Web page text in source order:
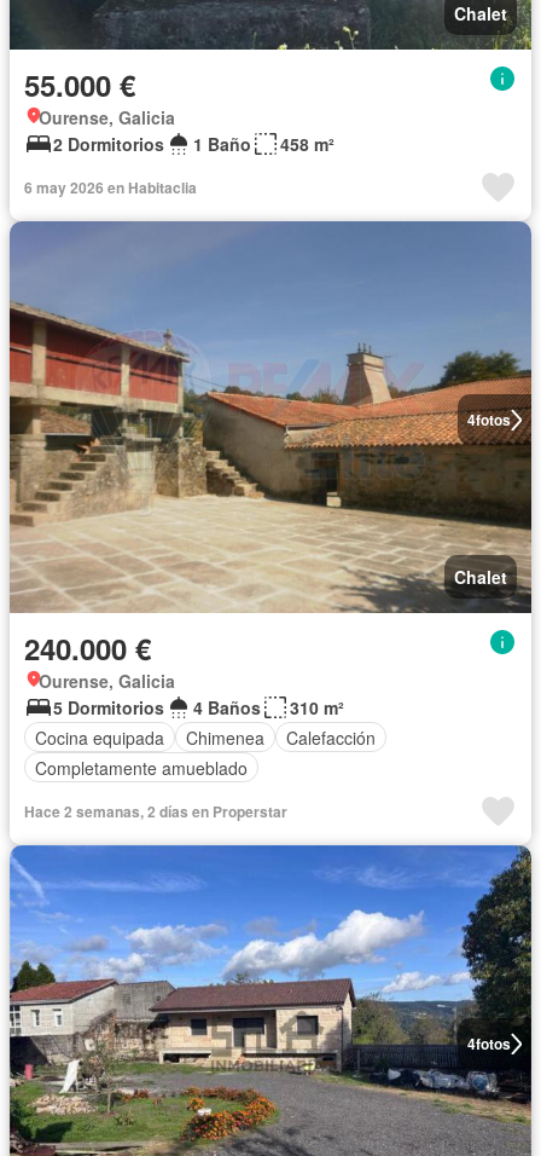
Chalet
55.000 €
Ourense, Galicia
2 Dormitorios
1 Baño 458 m²
6 may 2026 en Habitaclia
4fotos
Chalet
240.000 €
Ourense, Galicia
5 Dormitorios
4 Baños
310 m²
Cocina equipada
Chimenea
Calefacción
Completamente amueblado
Hace 2 semanas, 2 días en Properstar
4fotos